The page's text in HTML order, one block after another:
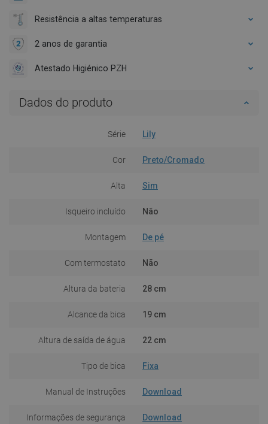
Resistência a altas temperaturas
2 anos de garantia
Atestado Higiénico PZH
Dados do produto
Série Lily
Cor Preto/Cromado
Alta Sim
Isqueiro incluído Não
Montagem De pé
Com termostato Não
Altura da bateria 28 cm
Alcance da bica 19 cm
Altura de saída de água 22 cm
Tipo de bica Fixa
Manual de Instruções Download
Informações de segurança Download